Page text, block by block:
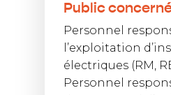
Public
Personnel
l’exploitation
électriques (RM,
Personnel